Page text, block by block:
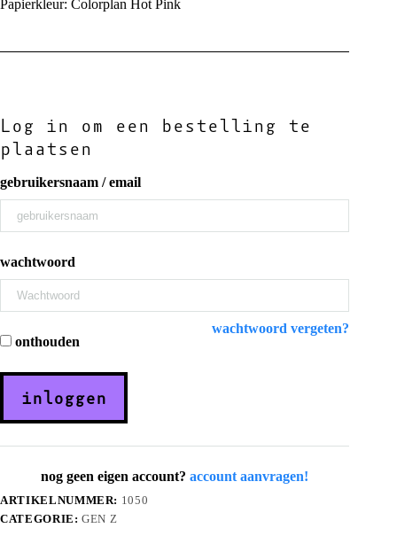
Papierkleur: Colorplan Hot Pink
Log in om een bestelling te
plaatsen
gebruikersnaam / email
wachtwoord
wachtwoord vergeten?
onthouden
inloggen
nog geen eigen account?account aanvragen!
ARTIKELNUMMER: 1050
CATEGORIE:GEN Z